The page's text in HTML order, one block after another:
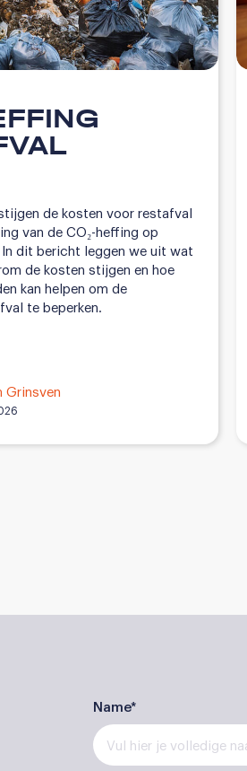
de kosten voor restafval
van de CO₂-heffing op
dit bericht leggen we uit wat
de kosten stijgen en hoe
kan helpen om de
te beperken.
Grinsven
Name*